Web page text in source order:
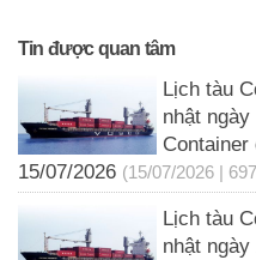
Tin được quan tâm
Lịch tàu
nhật
Container
15/07/2026 (15/07/2026 |
Lịch tàu
nhật